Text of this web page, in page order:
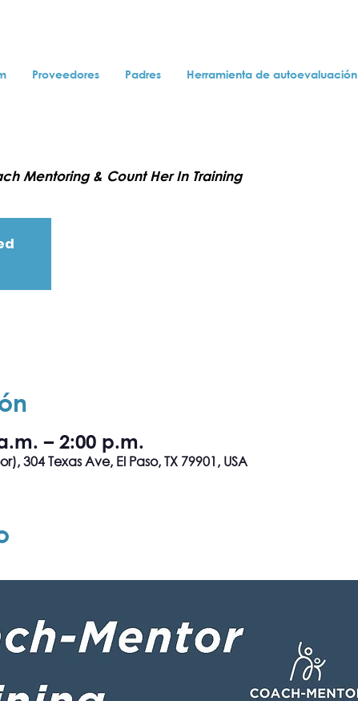
Proveedores Padres Herramienta de autoevaluación
Mentoring & Count Her In Training
– 2:00 p.m.
304 Texas Ave, El Paso, TX 79901, USA